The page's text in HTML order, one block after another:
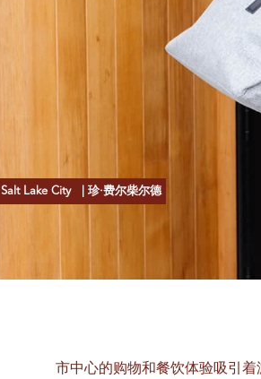
Salt Lake City | 珍·费尔柴尔德
市中心的购物和餐饮体验吸引